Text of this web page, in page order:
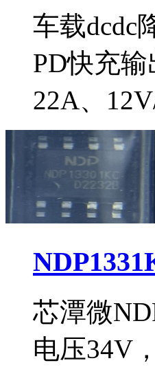
车载dcdc
PD快充
22A、
芯潭微
电压34V